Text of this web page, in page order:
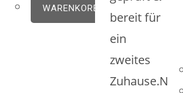
WARENKORB
bereit für
ein
zweites
Zuhause.N